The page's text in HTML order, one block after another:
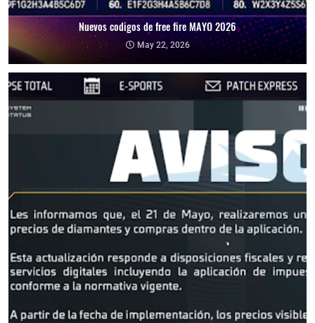
Nuevos codigos de free fire MAYO 2026
May 22, 2026